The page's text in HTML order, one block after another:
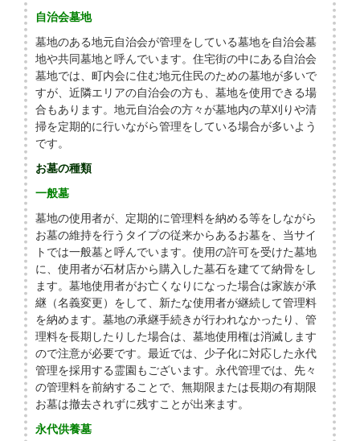
自治会墓地
墓地のある地元自治会が管理をしている墓地を自治会墓
地や共同墓地と呼んでいます。住宅街の中にある自治会
墓地では、町内会に住む地元住民のための墓地が多いで
すが、近隣エリアの自治会の方も、墓地を使用できる場
合もあります。地元自治会の方々が墓地内の草刈りや清
掃を定期的に行いながら管理をしている場合が多いよう
です。
お墓の種類
一般墓
墓地の使用者が、定期的に管理料を納める等をしながら
お墓の維持を行うタイプの従来からあるお墓を、当サイ
トでは一般墓と呼んでいます。使用の許可を受けた墓地
に、使用者が石材店から購入した墓石を建てて納骨をし
ます。墓地使用者がお亡くなりになった場合は家族が承
継（名義変更）をして、新たな使用者が継続して管理料
を納めます。墓地の承継手続きが行われなかったり、管
理料を長期したりした場合は、墓地使用権は消滅します
ので注意が必要です。最近では、少子化に対応した永代
管理を採用する霊園もございます。永代管理では、先々
の管理料を前納することで、無期限または長期の有期限
お墓は撤去されずに残すことが出来ます。
永代供養墓